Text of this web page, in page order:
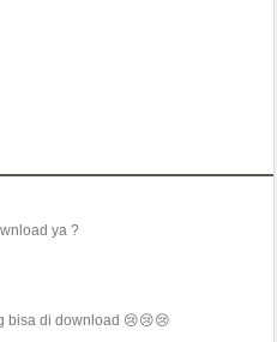
ya ?
bisa di download 😢😢😢